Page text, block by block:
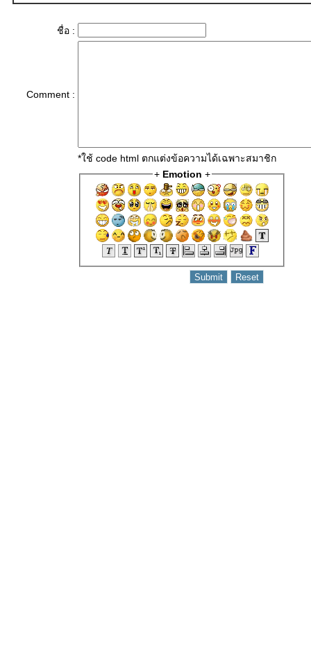
ชื่อ :
Comment :
*ใช้ code html ตกแต่งข้อความได้เฉพาะสมาชิก
+ Emotion +